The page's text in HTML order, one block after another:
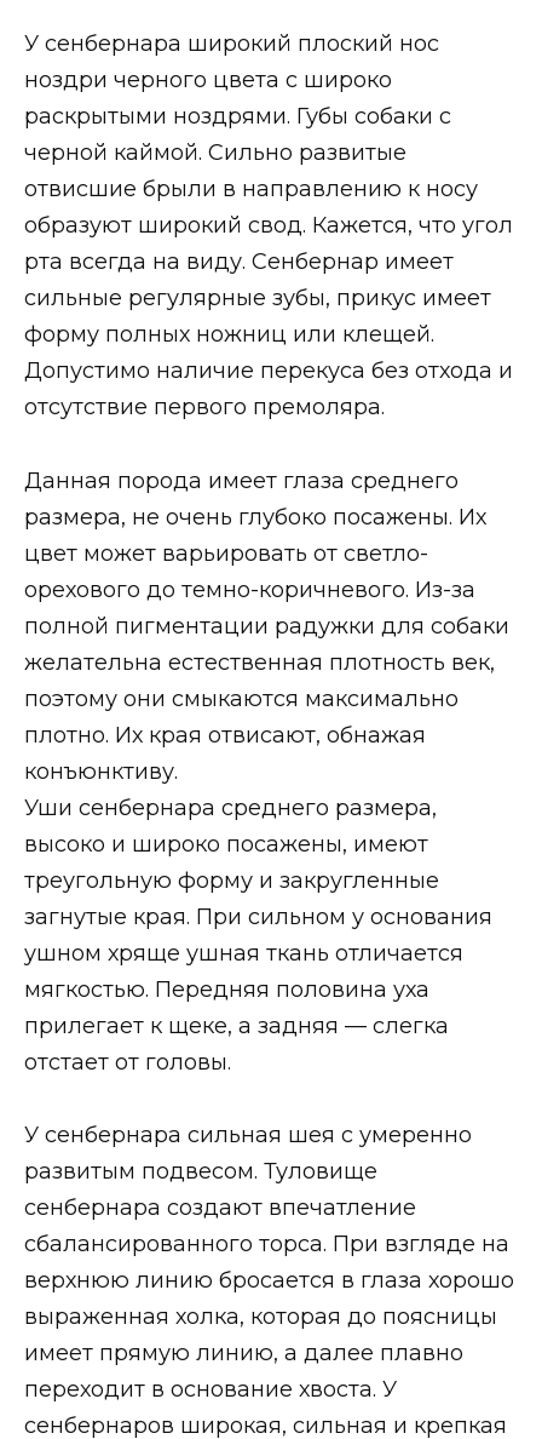
У сенбернара широкий плоский нос
ноздри черного цвета с широко
раскрытыми ноздрями. Губы собаки с
черной каймой. Сильно развитые
отвисшие брыли в направлению к носу
образуют широкий свод. Кажется, что угол
рта всегда на виду. Сенбернар имеет
сильные регулярные зубы, прикус имеет
форму полных ножниц или клещей.
Допустимо наличие перекуса без отхода и
отсутствие первого премоляра.
Данная порода имеет глаза среднего
размера, не очень глубоко посажены. Их
цвет может варьировать от светло-
орехового до темно-коричневого. Из-за
полной пигментации радужки для собаки
желательна естественная плотность век,
поэтому они смыкаются максимально
плотно. Их края отвисают, обнажая
конъюнктиву.
Уши сенбернара среднего размера,
высоко и широко посажены, имеют
треугольную форму и закругленные
загнутые края. При сильном у основания
ушном хряще ушная ткань отличается
мягкостью. Передняя половина уха
прилегает к щеке, а задняя — слегка
отстает от головы.
У сенбернара сильная шея с умеренно
развитым подвесом. Туловище
сенбернара создают впечатление
сбалансированного торса. При взгляде на
верхнюю линию бросается в глаза хорошо
выраженная холка, которая до поясницы
имеет прямую линию, а далее плавно
переходит в основание хвоста. У
сенбернаров широкая, сильная и крепкая